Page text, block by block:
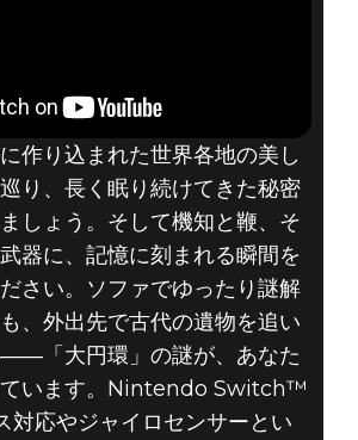
2 で
売中！
作り込まれた世界各地の美し
り、長く眠り続けてきた秘密
しょう。そして機知と鞭、そ
器に、記憶に刻まれる瞬間を
さい。ソファでゆったり謎解
、外出先で古代の遺物を追い
「大円環」の謎が、あなた
ています。Nintendo Switch™
対応やジャイロセンサーとい